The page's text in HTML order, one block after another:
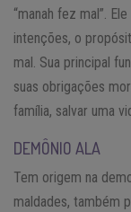
“manah fez mal”.
intenções, o
mal. Sua principal
suas obrigações
família, salvar uma
DEMÔNIO ALA
Tem origem na
maldades, também